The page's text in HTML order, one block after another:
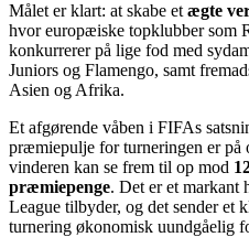
Målet er klart: at skabe et ægte
hvor europæiske topklubber som
konkurrerer på lige fod med
Juniors og Flamengo, samt
Asien og Afrika.
Et afgørende våben i FIFAs
præmiepulje for turneringen er på
vinderen kan se frem til op mod
præmiepenge. Det er et markant
League tilbyder, og det sender et
turnering økonomisk uundgåelig